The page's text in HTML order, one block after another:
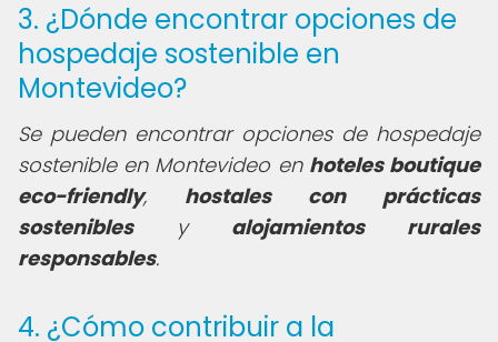
3. ¿Dónde encontrar opciones de
hospedaje sostenible en
Montevideo?
Se pueden encontrar opciones de hospedaje
sostenible en Montevideo en hoteles boutique
eco-friendly, hostales con prácticas
sosteniblesy alojamientos rurales
responsables.
4. ¿Cómo contribuir a la